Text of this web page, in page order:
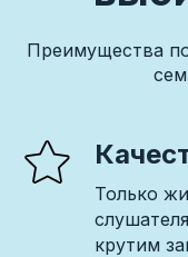
Преимущества
Только
крутим